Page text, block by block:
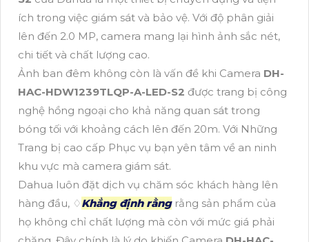
ích trong việc giám sát và bảo vệ. Với độ phân giải
lên đến 2.0 MP, camera mang lại hình ảnh sắc nét,
chi tiết và chất lượng cao.
Ảnh ban đêm không còn là vấn đề khi Camera DH-
HAC-HDW1239TLQP-A-LED-S2 được trang bị công
nghệ hồng ngoại cho khả năng quan sát trong
bóng tối với khoảng cách lên đến 20m. Với Những
Trang bị cao cấp Phục vụ bạn yên tâm về an ninh
khu vực mà camera giám sát.
Dahua luôn đặt dịch vụ chăm sóc khách hàng lên
hàng đầu, ♢Khẳng định rằngrằng sản phẩm của
họ không chỉ chất lượng mà còn với mức giá phải